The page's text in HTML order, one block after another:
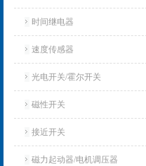
时间继电器
速度传感器
光电开关/霍尔开关
磁性开关
接近开关
磁力起动器/电机调压器